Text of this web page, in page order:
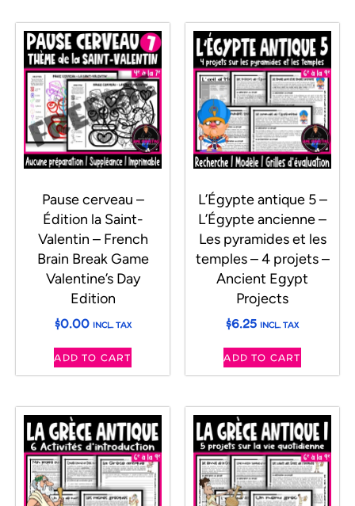
Pause cerveau –
Édition la Saint-
Valentin – French
Brain Break Game
Valentine’s Day
Edition
$0.00 INCL. TAX
ADD TO CART
L’Égypte antique 5 –
L’Égypte ancienne –
Les pyramides et les
temples – 4 projets –
Ancient Egypt
Projects
$6.25 INCL. TAX
ADD TO CART